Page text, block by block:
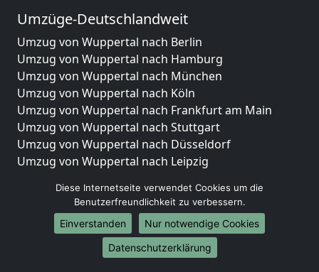
Umzüge-Deutschlandweit
Umzug von Wuppertal nach Berlin
Umzug von Wuppertal nach Hamburg
Umzug von Wuppertal nach München
Umzug von Wuppertal nach Köln
Umzug von Wuppertal nach Frankfurt am Main
Umzug von Wuppertal nach Stuttgart
Umzug von Wuppertal nach Düsseldorf
Umzug von Wuppertal nach Leipzig
Umzug von Wuppertal nach Essen
Umzug von Wuppertal nach Bremen
Umzug von Wuppertal nach Dresden
Umzug von Wuppertal nach Hannover
Diese Internetseite verwendet Cookies um die
Benutzerfreundlichkeit zu verbessern.
Einverstanden
Nur notwendige Cookies
Datenschutzerklärung